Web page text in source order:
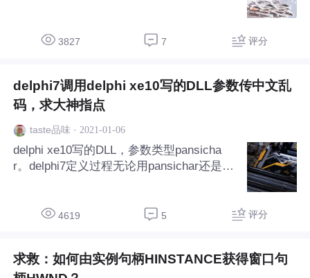
3827 7 评分
delphi7调用delphi xe10写的DLL参数传中文乱
码，求大神指点
taste品味 · 2021-01-06
delphi xe10写的DLL，参数类型pansicha
r。delphi7定义过程无论用pansichar还是pc
4619 5 评分
求救：如何由实例句柄HINSTANCE获得窗口句